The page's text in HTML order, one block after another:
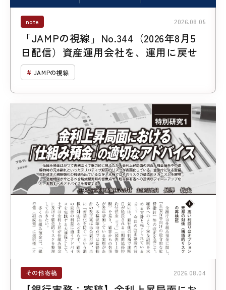
note 2026.08.05
「JAMPの視線」No.344（2026年8月5
日配信）資産運用会社を、運用に戻せ
JAMPの視線
その他寄稿 2026.08.04